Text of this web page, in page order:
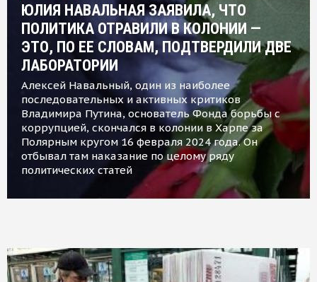
ЮЛИЯ НАВАЛЬНАЯ ЗАЯВИЛА, ЧТО
ПОЛИТИКА ОТРАВИЛИ В КОЛОНИИ —
ЭТО, ПО ЕЕ СЛОВАМ, ПОДТВЕРДИЛИ ДВЕ
ЛАБОРАТОРИИ
Алексей Навальный, один из наиболее
последовательных и активных критиков
Владимира Путина, основатель Фонда борьбы с
коррупцией, скончался в колонии в Харпе за
Полярным кругом 16 февраля 2024 года. Он
отбывал там наказание по целому ряду
политических статей